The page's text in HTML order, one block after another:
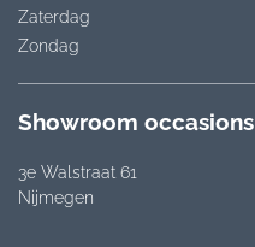
Zaterdag
Zondag
Showroom occasions
3e Walstraat 61
Nijmegen